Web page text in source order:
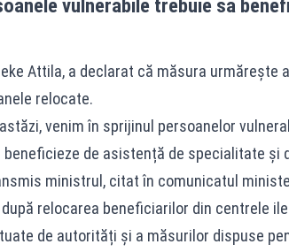
vulnerabile trebuie să
Attila, a declarat că măsura urmărește
relocate.
venim în sprijinul persoanelor
de asistență de specialitate și
ministrul, citat în comunicatul
relocarea beneficiarilor din centrele
de autorități și a măsurilor dispuse